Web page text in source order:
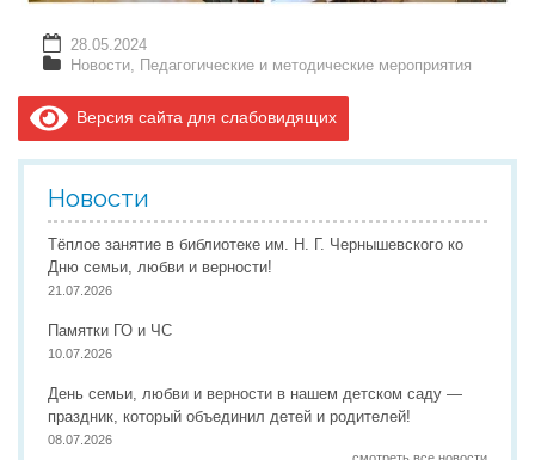
28.05.2024
Новости, Педагогические и методические мероприятия
Версия сайта для слабовидящих
Новости
Тёплое занятие в библиотеке им. Н. Г. Чернышевского ко
Дню семьи, любви и верности!
21.07.2026
Памятки ГО и ЧС
10.07.2026
День семьи, любви и верности в нашем детском саду —
праздник, который объединил детей и родителей!
08.07.2026